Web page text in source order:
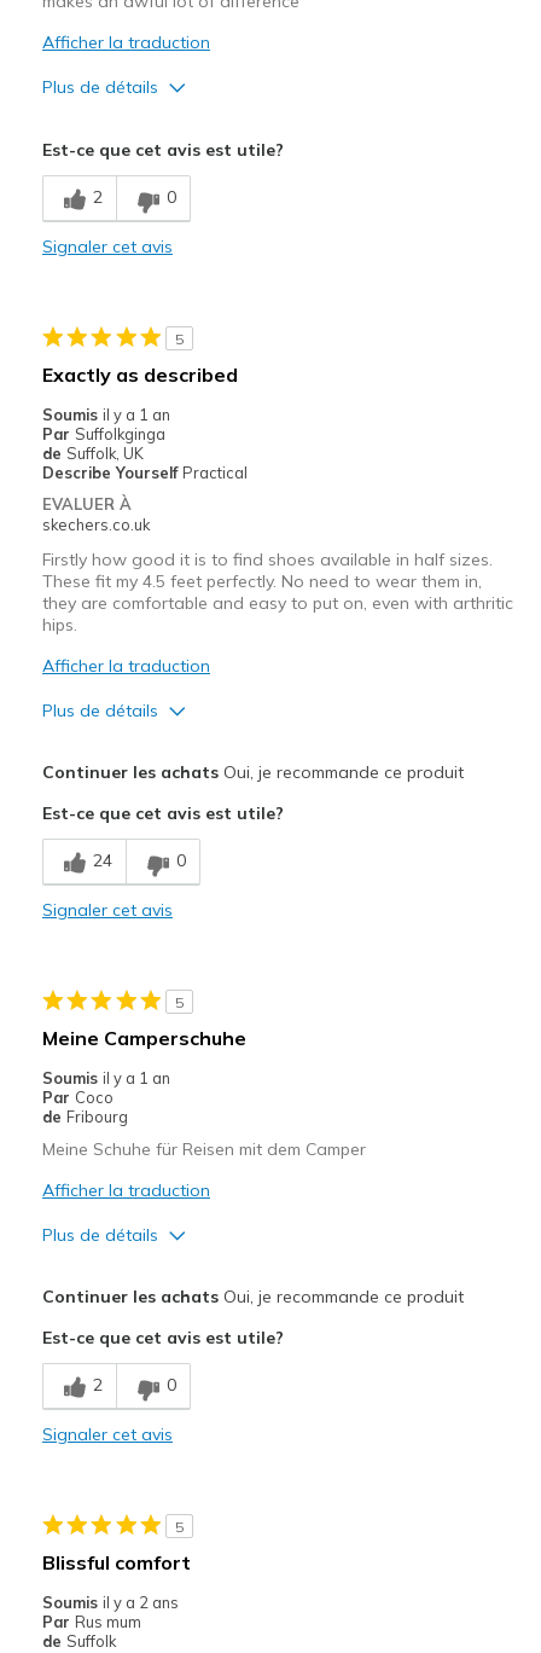
Afficher la traduction
Plus de détails
Stylish
Est-ce que cet avis est utile?
2 0
Signaler cet avis
5
Exactly as described
Soumis il y a 1 an
Par Suffolkginga
de Suffolk, UK
Describe Yourself Practical
EVALUER À
skechers.co.uk
Firstly how good it is to find shoes available in half sizes.
These fit my 4.5 feet perfectly. No need to wear them in,
they are comfortable and easy to put on, even with arthritic
hips.
Afficher la traduction
Plus de détails
Durable
Les meilleures utilisations
Casual Wear
View On Shoes
Continuer les achatsOui, je recommande ce produit
Est-ce que cet avis est utile?
24 0
Signaler cet avis
5
Meine Camperschuhe
Soumis il y a 1 an
Par Coco
de Fribourg
Meine Schuhe für Reisen mit dem Camper
Afficher la traduction
Plus de détails
Gute Risthöhe
Leicht
Freizeitkleidung
Continuer les achatsOui, je recommande ce produit
Est-ce que cet avis est utile?
2 0
Signaler cet avis
5
Blissful comfort
Soumis il y a 2 ans
Par Rus mum
de Suffolk